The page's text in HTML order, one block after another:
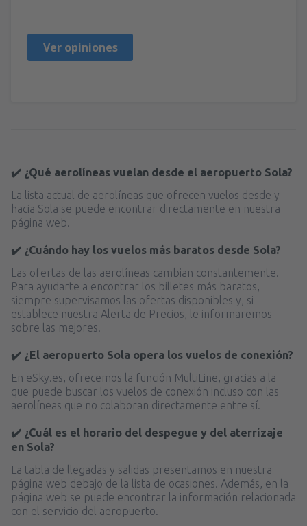
Ver opiniones
✔️ ¿Qué aerolíneas vuelan desde el aeropuerto Sola?
La lista actual de aerolíneas que ofrecen vuelos desde y
hacia Sola se puede encontrar directamente en nuestra
página web.
✔️ ¿Cuándo hay los vuelos más baratos desde Sola?
Las ofertas de las aerolíneas cambian constantemente.
Para ayudarte a encontrar los billetes más baratos,
siempre supervisamos las ofertas disponibles y, si
establece nuestra Alerta de Precios, le informaremos
sobre las mejores.
✔️ ¿El aeropuerto Sola opera los vuelos de conexión?
En eSky.es, ofrecemos la función MultiLine, gracias a la
que puede buscar los vuelos de conexión incluso con las
aerolíneas que no colaboran directamente entre sí.
✔️ ¿Cuál es el horario del despegue y del aterrizaje
en Sola?
La tabla de llegadas y salidas presentamos en nuestra
página web debajo de la lista de ocasiones. Además, en la
página web se puede encontrar la información relacionada
con el servicio del aeropuerto.